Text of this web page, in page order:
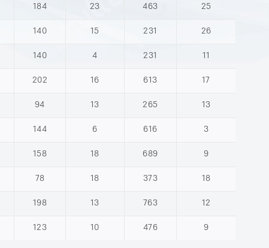
184 23 463 25
140 15 231 26
140 4 231 11
202 16 613 17
94 13 265 13
144 6 616 3
158 18 689 9
78 18 373 18
198 13 763 12
123 10 476 9